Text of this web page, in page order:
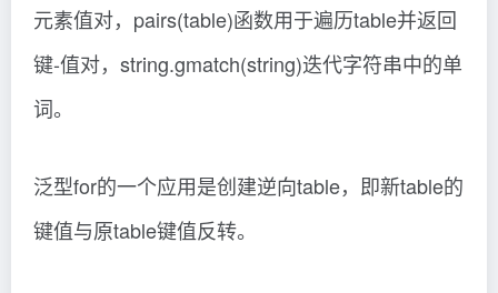
元素值对，pairs(table)函数用于遍历table并返回
键-值对，string.gmatch(string)迭代字符串中的单
词。
泛型for的一个应用是创建逆向table，即新table的
键值与原table键值反转。